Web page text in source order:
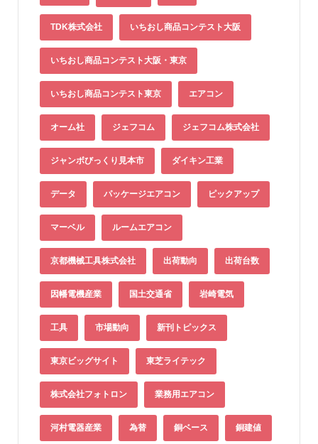
TDK株式会社 いちおし商品コンテスト大阪
いちおし商品コンテスト大阪・東京
いちおし商品コンテスト東京 エアコン
オーム社 ジェフコム ジェフコム株式会社
ジャンボびっくり見本市 ダイキン工業
データ パッケージエアコン ピックアップ
マーベル ルームエアコン
京都機械工具株式会社 出荷動向 出荷台数
因幡電機産業 国土交通省 岩崎電気
工具 市場動向 新刊トピックス
東京ビッグサイト 東芝ライテック
株式会社フォトロン 業務用エアコン
河村電器産業 為替 銅ベース 銅建値